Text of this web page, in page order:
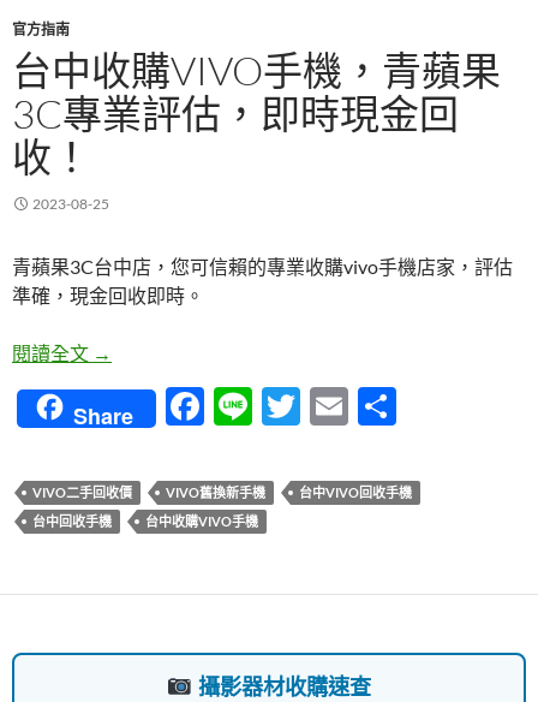
官方指南
台中收購VIVO手機，青蘋果
3C專業評估，即時現金回
收！
2023-08-25
青蘋果3C台中店，您可信賴的專業收購vivo手機店家，評估
準確，現金回收即時。
閱讀全文 台中收購vivo手機，青蘋果3C專業評估，即時現金
→
Share
F
e
b
o
Li
e
T
itt
E
ail
VIVO二手回收價 VIVO舊換新手機
台中VIVO回收手機
台中回收手機
台中收購VIVO手機
攝影器材收購速查